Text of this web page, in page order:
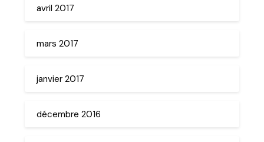
avril 2017
mars 2017
janvier 2017
décembre 2016